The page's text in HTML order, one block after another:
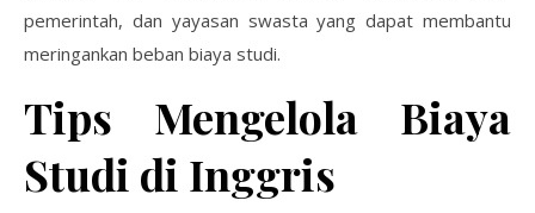
pemerintah, dan yayasan swasta yang dapat membantu
meringankan beban biaya studi.
Tips Mengelola Biaya
Studi di Inggris